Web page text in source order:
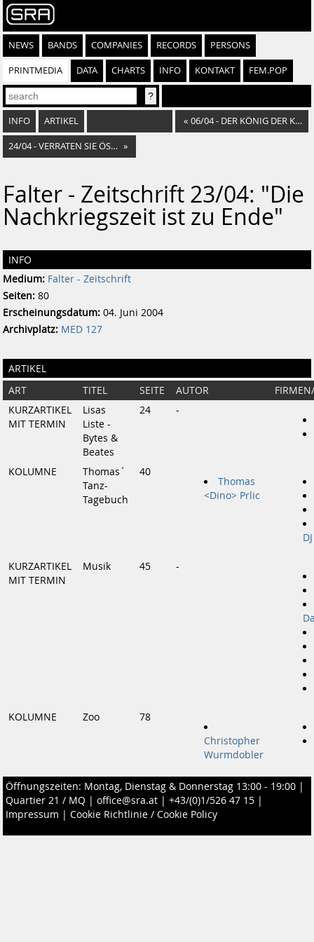
NEWS BANDS COMPANIES RECORDS PERSONS
PRINTMEDIA DATA CHARTS INFO KONTAKT FEM.POP
INFO ARTIKEL « 06/04 - DER KÖNIG DER KLASSIK
24/04 - VERRATEN SIE ÖSTERREICH... »
Falter - Zeitschrift 23/04: "Die
Nachkriegszeit ist zu Ende"
INFO
Medium: Falter - Zeitschrift
Seiten: 80
Erscheinungsdatum: 04. Juni 2004
Archivplatz: MED 127
ARTIKEL
ART TITEL SEITE AUTOR
KURZARTIKEL
MIT TERMIN
Lisas
Liste -
Bytes &
Beates
24 -
KOLUMNE
Thomas´
Tanz-
Tagebuch
40
Thomas
<Dino> Prlic
DJ
KURZARTIKEL
MIT TERMIN
Musik 45 -
KOLUMNE Zoo
78
Christopher
Wurmdobler
Öffnungszeiten: Montag, Dienstag & Donnerstag 13:00 - 19:00 |
Quartier 21 / MQ | office@sra.at | +43/(0)1/526 47 15 |
Impressum | Cookie Richtlinie / Cookie Policy